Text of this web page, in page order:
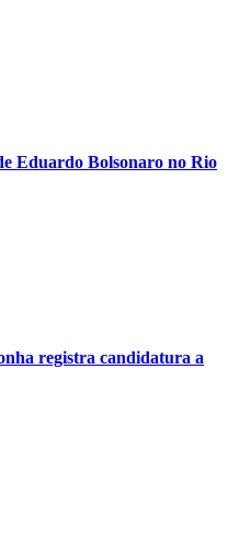
Eduardo Bolsonaro no Rio
registra candidatura a